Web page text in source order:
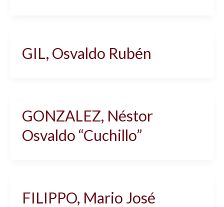
GIL, Osvaldo Rubén
GONZALEZ, Néstor
Osvaldo “Cuchillo”
FILIPPO, Mario José